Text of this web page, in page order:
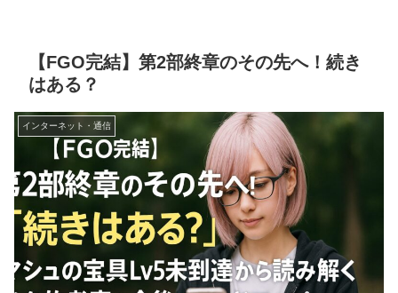
【FGO完結】第2部終章のその先へ！続き
はある？
インターネット・通信